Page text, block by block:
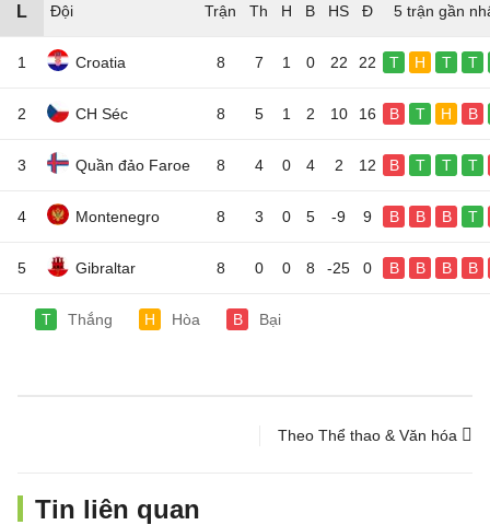
L Đội 5 trận gần
1 Croatia 8 7 1 0 22 22 T H T T
2 CH Séc 8 5 1 2 10 16 B T H B
3 Quần đảo Faroe 8 4 0 4 2 12 B T T T
4 Montenegro 8 3 0 5 -9 9 B B B T
5 Gibraltar 8 0 0 8 -25 0 B B B B
T Thắng H Hòa B Bại
Theo Thể thao & Văn hóa
Tin liên quan